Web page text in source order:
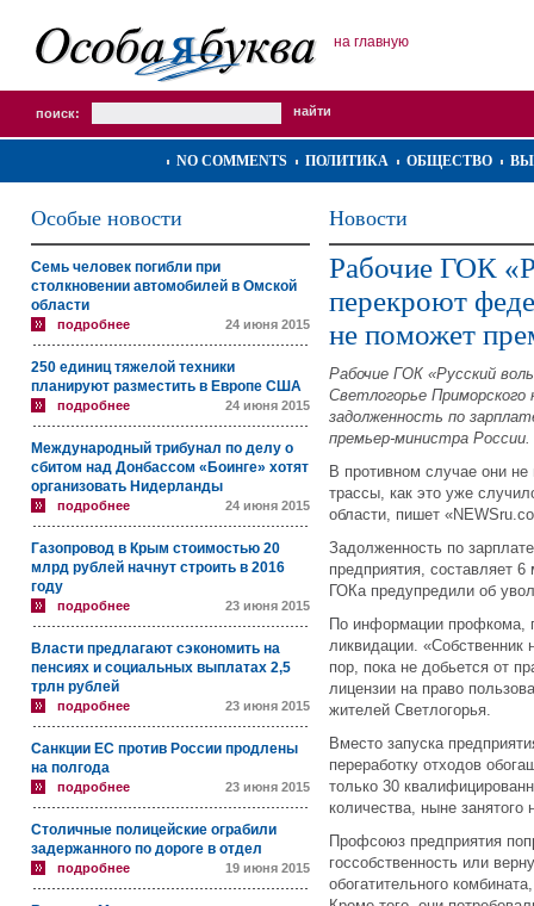
на главную
поиск:
NO COMMENTS ПОЛИТИКА ОБЩЕСТВО
Особые новости
Семь человек погибли при
столкновении автомобилей в Омской
области
подробнее 24 июня 2015
250 единиц тяжелой техники
планируют разместить в Европе США
подробнее 24 июня 2015
Международный трибунал по делу о
сбитом над Донбассом «Боинге» хотят
организовать Нидерланды
подробнее 24 июня 2015
Газопровод в Крым стоимостью 20
млрд рублей начнут строить в 2016
году
подробнее 23 июня 2015
Власти предлагают сэкономить на
пенсиях и социальных выплатах 2,5
трлн рублей
подробнее 23 июня 2015
Санкции ЕС против России продлены
на полгода
подробнее 23 июня 2015
Столичные полицейские ограбили
задержанного по дороге в отдел
подробнее 19 июня 2015
Новости
Рабочие ГОК
перекроют
не поможет
Рабочие ГОК «Русский
Светлогорье Приморского
задолженность по
премьер-министра России.
В противном случае они
трассы, как это уже
области, пишет
Задолженность по
предприятия, составляет
ГОКа предупредили об
По информации профкома,
ликвидации. «Собственник
пор, пока не добьется от
лицензии на право
жителей Светлогорья.
Вместо запуска
переработку отходов
только 30
количества, ныне занятого
Профсоюз предприятия
госсобственность или
обогатительного